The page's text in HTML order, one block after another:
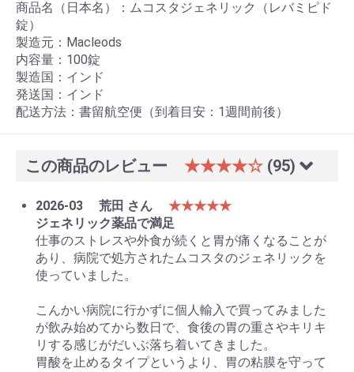
商品名（日本名）：ムコスタジェネリック（レバミピド
錠）
製造元：Macleods
内容量：100錠
製造国：インド
発送国：インド
配送方法：書留航空便（到着目安：1週間前後）
この商品のレビュー ★★★★☆ (95)
2026-03 荒田 さん
★★★★★
ジェネリック薬品で満足
仕事のストレスや外食が続くと胃が痛くなることが
あり、病院で処方されたムコスタのジェネリックを
使っていました。
こんかい病院に行かずに個人輸入で買ってみました
が飲み始めてから数日で、食後の胃の重さやキリキ
リする感じがだいぶ落ち着いてきました。
胃酸を止めるタイプというより、胃の粘膜を守って